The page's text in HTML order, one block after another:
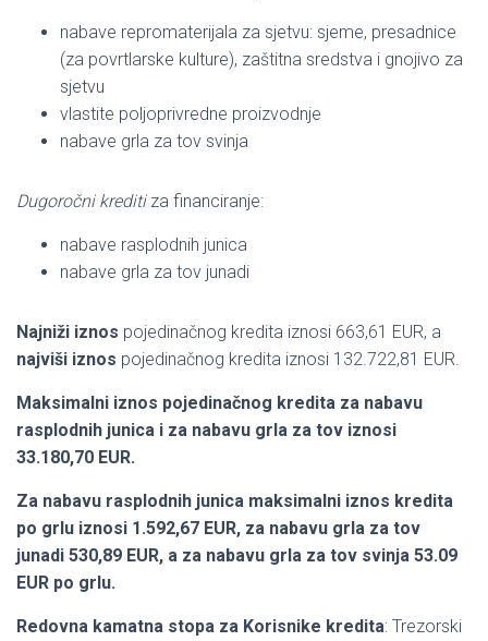
nabave repromaterijala za sjetvu: sjeme, presadnice
(za povrtlarske kulture), zaštitna sredstva i gnojivo za
sjetvu
vlastite poljoprivredne proizvodnje
nabave grla za tov svinja
Dugoročni kreditiza financiranje:
nabave rasplodnih junica
nabave grla za tov junadi
Najniži iznos pojedinačnog kredita iznosi 663,61 EUR, a
najviši iznos pojedinačnog kredita iznosi 132.722,81 EUR.
Maksimalni iznos pojedinačnog kredita za nabavu
rasplodnih junica i za nabavu grla za tov iznosi
33.180,70 EUR.
Za nabavu rasplodnih junica maksimalni iznos kredita
po grlu iznosi 1.592,67 EUR, za nabavu grla za tov
junadi 530,89 EUR, a za nabavu grla za tov svinja 53.09
EUR po grlu.
Redovna kamatna stopa za Korisnike kredita: Trezorski